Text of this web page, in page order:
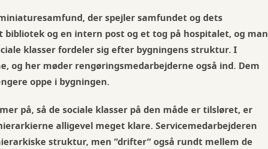
der spejler samfundet og dets
og en intern post og et tog på hospitalet, og man
klasser fordeler sig efter bygningens struktur. I
og her møder rengøringsmedarbejderne også ind. Dem
oppe i bygningen.
på, så de sociale klasser på den måde er tilsløret, er
alligevel meget klare. Servicemedarbejderen
struktur, men ”drifter” også rundt mellem de